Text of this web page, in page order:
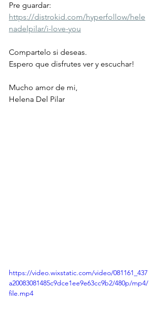
Pre guardar:
https://distrokid.com/hyperfollow/hele
nadelpilar/i-love-you
Compartelo si deseas.
Espero que disfrutes ver y escuchar!
Mucho amor de mi,
Helena Del Pilar
https://video.wixstatic.com/video/081161_437
a20083081485c9dce1ee9e63cc9b2/480p/mp4/
file.mp4